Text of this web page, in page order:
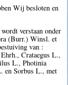
Wij besloten en
verstaan onder
(Burr.) Winsl. et
van :
Crataegus L.,
L., Photinia
en Sorbus L., met